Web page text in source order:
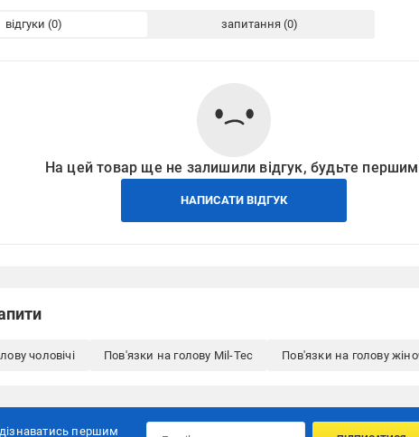
відгуки запитання
На цей товар ще не залишили відгук, будьте
НАПИСАТИ ВІДГУК
чоловічі Пов'язки на голову Mil-Tec Пов'язки на голову
першим